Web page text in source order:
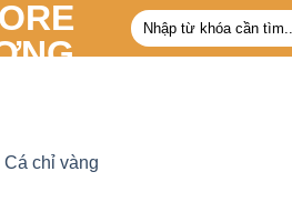
Tìm
kiếm:
Cá chỉ vàng